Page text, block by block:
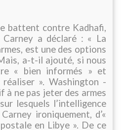
battent contre Kadhafi,
a déclaré : « La
est une des options
a-t-il ajouté, si nous
« bien informés » et
». Washington -
ne pas jeter des armes
lesquels l’intelligence
ironiquement, d’«
en Libye ». De ce